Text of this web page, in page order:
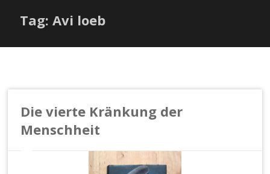
Tag: Avi loeb
Die vierte Kränkung der
Menschheit